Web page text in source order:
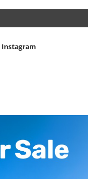
Instagram